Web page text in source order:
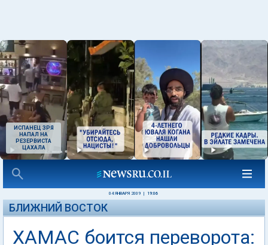
ИСПАНЕЦ ЗРЯ
НАПАЛ НА
РЕЗЕРВИСТА
ЦАХАЛА
04 ЯНВАРЯ 2009 19:06
БЛИЖНИЙ ВОСТОК
ХАМАС боится переворота: